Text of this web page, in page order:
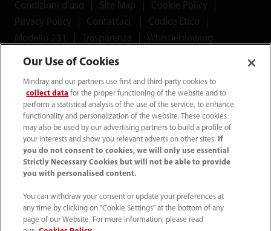
Condizioni d’uso Site Map Cookie Policy
Privacy Policy
Contattaci Codice Etico
Modello 231
Trasparenza Whistleblowing
Ltd. Tutti i diritti riservati.
Mindray Medical Italy S.r.l. ha ottenuto ilRating di Legalità
con il punteggio ★★++ ed è inclusa nell'elenco
pubblicato sul sito dell'AGCM
*I collegamenti ai social media presenti su questo sito
Our Use of Cookies
Mindray and our partners use first and third-party cookies to
collect data for the proper functioning of the website and to
perform a statistical analysis of the use of the service, to enhance
functionality and personalization of the website. These cookies
may also be used by our advertising partners to build a profile of
your interests and show you relevant adverts on other sites.
If
you do not consent to cookies, we will only use essential
Strictly Necessary Cookies but will not be able to provide
you with personalised content.
You can withdraw your consent or update your preferences at
any time by clicking on "Cookie Settings" at the bottom of any
page of our Website. For more information, please read